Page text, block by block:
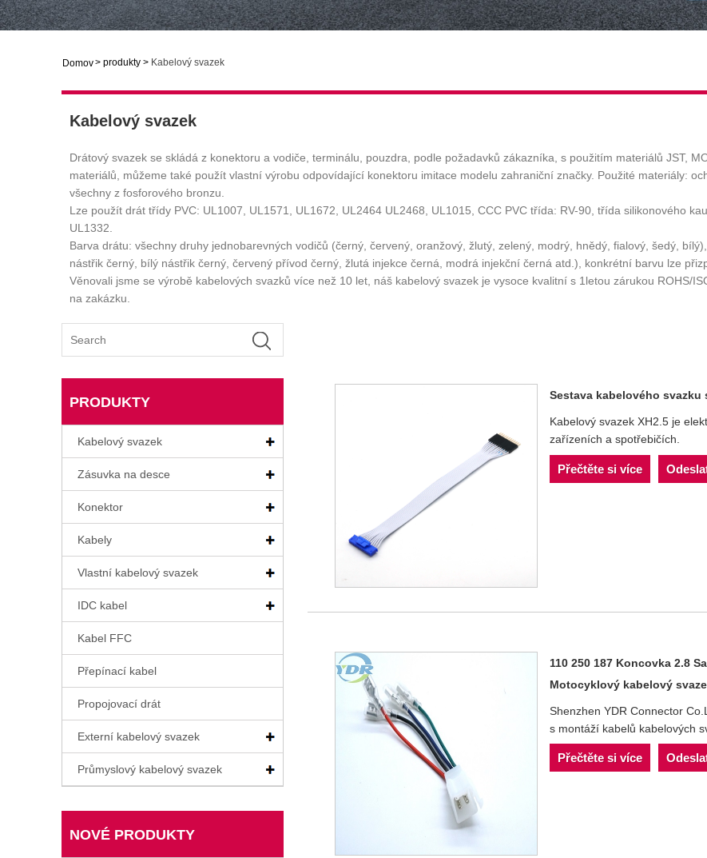
Domov> produkty > Kabelový svazek
Kabelový svazek
Drátový svazek se skládá z konektoru a vodiče, terminálu, pouzdra, podle požadavků zákazníka, s použitím materiálů JST,
materiálů, můžeme také použít vlastní výrobu odpovídající konektoru imitace modelu zahraniční značky. Použité materiály:
všechny z fosforového bronzu.
Lze použít drát třídy PVC: UL1007, UL1571, UL1672, UL2464 UL2468, UL1015, CCC PVC třída: RV-90, třída silikonového
UL1332.
Barva drátu: všechny druhy jednobarevných vodičů (černý, červený, oranžový, žlutý, zelený, modrý, hnědý, fialový, šedý,
nástřik černý, bílý nástřik černý, červený přívod černý, žlutá injekce černá, modrá injekční černá atd.), konkrétní barvu lze
Věnovali jsme se výrobě kabelových svazků více než 10 let, náš kabelový svazek je vysoce kvalitní s 1letou zárukou ROHS/
na zakázku.
PRODUKTY
Kabelový svazek
Zásuvka na desce
Konektor
Kabely
Vlastní kabelový svazek
IDC kabel
Kabel FFC
Přepínací kabel
Propojovací drát
Externí kabelový svazek
Průmyslový kabelový svazek
NOVÉ PRODUKTY
Sestava kabelového svazku
Kabelový svazek XH2.5 je
zařízeních a spotřebičích.
Přečtěte si více
110 250 187 Koncovka 2.8
Motocyklový kabelový
Shenzhen YDR Connector
s montáží kabelů kabelových
Přečtěte si více